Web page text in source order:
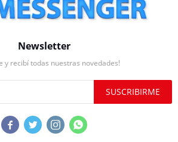
Newsletter
y recibí todas nuestras novedades!
SUSCRIBIRME
   